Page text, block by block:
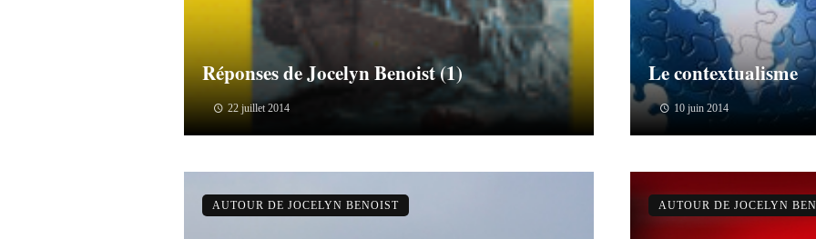
Réponses de Jocelyn Benoist (1)
22 juillet 2014
Le contextualisme
10 juin 2014
AUTOUR DE JOCELYN BENOIST AUTOUR DE JOCELYN